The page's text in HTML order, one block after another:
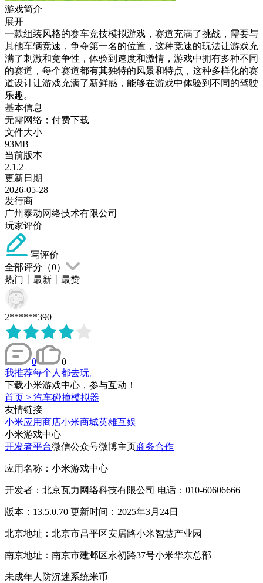
游戏简介
展开
一款组装风格的赛车竞技模拟游戏，赛道充满了挑战，需要与
其他车辆竞速，争夺第一名的位置，这种竞速的玩法让游戏充
满了刺激和竞争性，体验到速度和激情，游戏中拥有多种不同
的赛道，每个赛道都有其独特的风景和特点，这种多样化的赛
道设计让游戏充满了新鲜感，能够在游戏中体验到不同的驾驶
乐趣。
基本信息
无需网络；付费下载
文件大小
93MB
当前版本
2.1.2
更新日期
2026-05-28
发行商
广州泰动网络技术有限公司
玩家评价
写评价
全部评分（0）
热门
最新 最赞
2******390
0
0
我推荐每个人都去玩。
下载小米游戏中心，参与互动！
首页 > 汽车碰撞模拟器
友情链接
小米应用商店小米商城英雄互娱
小米游戏中心
开发者平台微信公众号微博主页商务合作
应用名称：小米游戏中心
开发者：北京瓦力网络科技有限公司 电话：010-60606666
版本：13.5.0.70 更新时间：2025年3月24日
北京地址：北京市昌平区安居路小米智慧产业园
南京地址：南京市建邺区永初路37号小米华东总部
未成年人防沉迷系统米币